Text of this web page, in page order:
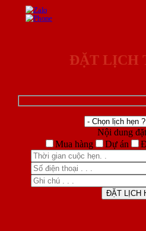
ĐẶT LỊCH
Nội dung
Mua hàng
Dự án